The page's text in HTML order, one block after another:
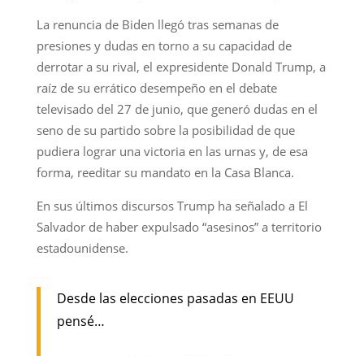
La renuncia de Biden llegó tras semanas de
presiones y dudas en torno a su capacidad de
derrotar a su rival, el expresidente Donald Trump, a
raíz de su errático desempeño en el debate
televisado del 27 de junio, que generó dudas en el
seno de su partido sobre la posibilidad de que
pudiera lograr una victoria en las urnas y, de esa
forma, reeditar su mandato en la Casa Blanca.
En sus últimos discursos Trump ha señalado a El
Salvador de haber expulsado “asesinos” a territorio
estadounidense.
Desde las elecciones pasadas en EEUU
pensé…